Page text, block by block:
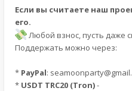
Если вы считаете наш
его.
Любой взнос, пусть даже
Поддержать можно через:
* PayPal:
* USDT TRC20 (Tron)-